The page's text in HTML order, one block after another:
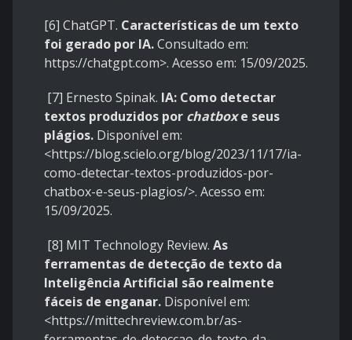
[6] ChatGPT. Características de um texto
foi gerado por IA.Consultado em:
https://chatgpt.com>. Acesso em: 15/09/2025.
[7] Ernesto Spinak. IA: Como detectar
textos produzidos por chatboxe seus
plágios. Disponível em:
<https://blog.scielo.org/blog/2023/11/17/ia-
como-detectar-textos-produzidos-por-
chatbox-e-seus-plagios/>. Acesso em:
15/09/2025.
[8] MIT Technology Review. As
ferramentas de detecção de texto da
Inteligência Artificial são realmente
fáceis de enganar. Disponível em:
<https://mittechreview.com.br/as-